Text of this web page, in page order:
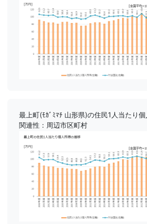
最上町(ﾓｶﾞﾐﾏﾁ 山形県)の住民1人当たり
関連性：周辺市区町村